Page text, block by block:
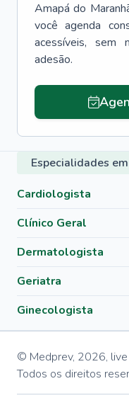
Amapá do
você agenda
acessíveis, sem
adesão.
Especialidades
Cardiologista
Clínico Geral
Dermatologista
Geriatra
Ginecologista
© Medprev, 2026, live
Todos os direitos